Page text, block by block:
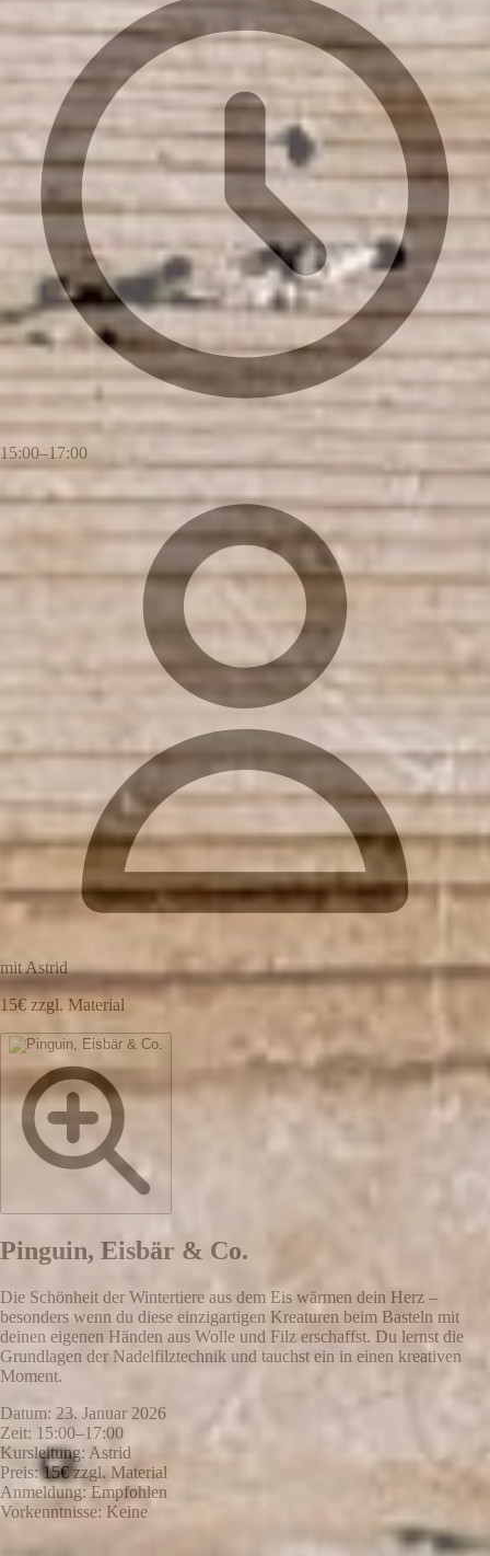
15:00–17:00
mit Astrid
15€ zzgl. Material
Pinguin, Eisbär & Co.
Die Schönheit der Wintertiere aus dem Eis wärmen dein Herz –
besonders wenn du diese einzigartigen Kreaturen beim Basteln mit
deinen eigenen Händen aus Wolle und Filz erschaffst. Du lernst die
Grundlagen der Nadelfilztechnik und tauchst ein in einen kreativen
Moment.
Datum: 23. Januar 2026
Zeit: 15:00–17:00
Kursleitung: Astrid
Preis: 15€ zzgl. Material
Anmeldung: Empfohlen
Vorkenntnisse: Keine